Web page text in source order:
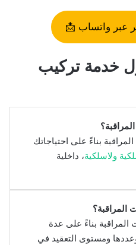
واتساب 📩
خدمة تركيب
بناءً على احتياجاتك
ولاسلكية، داخلية
المراقبة؟
بناءً على عدة
ومستوى التعقيد في